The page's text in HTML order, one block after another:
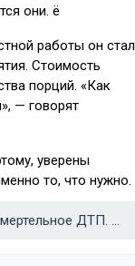
они. ё
работы он стал
Стоимость
порций. «Как
— говорят
уверены
то, что нужно.
Тело мужчины в центре и смертельное ДТП. Главные новости Воронежа и области за 1 мая →